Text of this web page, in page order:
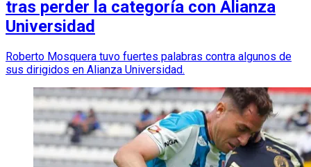
tras perder la categoría con Alianza
Universidad
Roberto Mosquera tuvo fuertes palabras contra algunos de
sus dirigidos en Alianza Universidad.